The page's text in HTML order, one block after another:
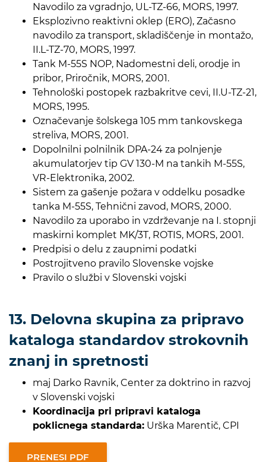
Navodilo za vgradnjo, UL-TZ-66, MORS, 1997.
Eksplozivno reaktivni oklep (ERO), Začasno
navodilo za transport, skladiščenje in montažo,
II.L-TZ-70, MORS, 1997.
Tank M-55S NOP, Nadomestni deli, orodje in
pribor, Priročnik, MORS, 2001.
Tehnološki postopek razbakritve cevi, II.U-TZ-21,
MORS, 1995.
Označevanje šolskega 105 mm tankovskega
streliva, MORS, 2001.
Dopolnilni polnilnik DPA-24 za polnjenje
akumulatorjev tip GV 130-M na tankih M-55S,
VR-Elektronika, 2002.
Sistem za gašenje požara v oddelku posadke
tanka M-55S, Tehnični zavod, MORS, 2000.
Navodilo za uporabo in vzdrževanje na I. stopnji
maskirni komplet MK/3T, ROTIS, MORS, 2001.
Predpisi o delu z zaupnimi podatki
Postrojitveno pravilo Slovenske vojske
Pravilo o službi v Slovenski vojski
13. Delovna skupina za pripravo
kataloga standardov strokovnih
znanj in spretnosti
maj Darko Ravnik, Center za doktrino in razvoj
v Slovenski vojski
Koordinacija pri pripravi kataloga
poklicnega standarda: Urška Marentič, CPI